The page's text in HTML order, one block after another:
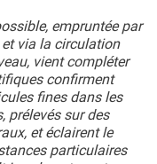
empruntée par
via la circulation
vient compléter
confirment
fines dans les
prélevés sur des
et éclairent le
particulaires